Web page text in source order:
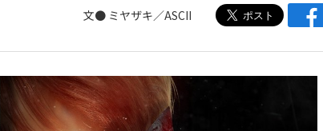
文● ミヤザキ／ASCII